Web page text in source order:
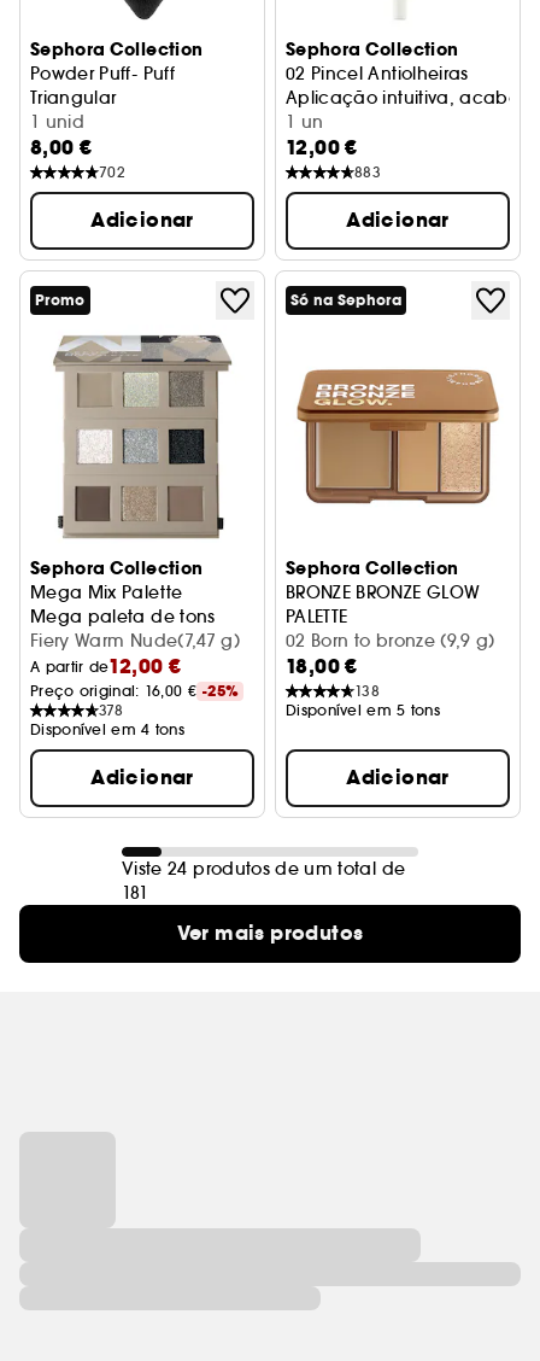
Sephora Collection
Powder Puff- Puff
Triangular
1 unid
8,00 €
702
Adicionar
Sephora Collection
02 Pincel Antiolheiras
Aplicação intuitiva,
1 un
12,00 €
883
Adicionar
Promo
Sephora Collection
Mega Mix Palette
Mega paleta de tons
Fiery Warm Nude(7,47 g)
A partir de12,00 €
Preço original: 16,00 € -25%
378
Disponível em 4 tons
Adicionar
Só na Sephora
Sephora Collection
BRONZE BRONZE GLOW
PALETTE
Trio de bronzers e
02 Born to bronze (9,9 g)
18,00 €
138
Disponível em 5 tons
Adicionar
Viste 24 produtos de um total de
181
Ver mais produtos